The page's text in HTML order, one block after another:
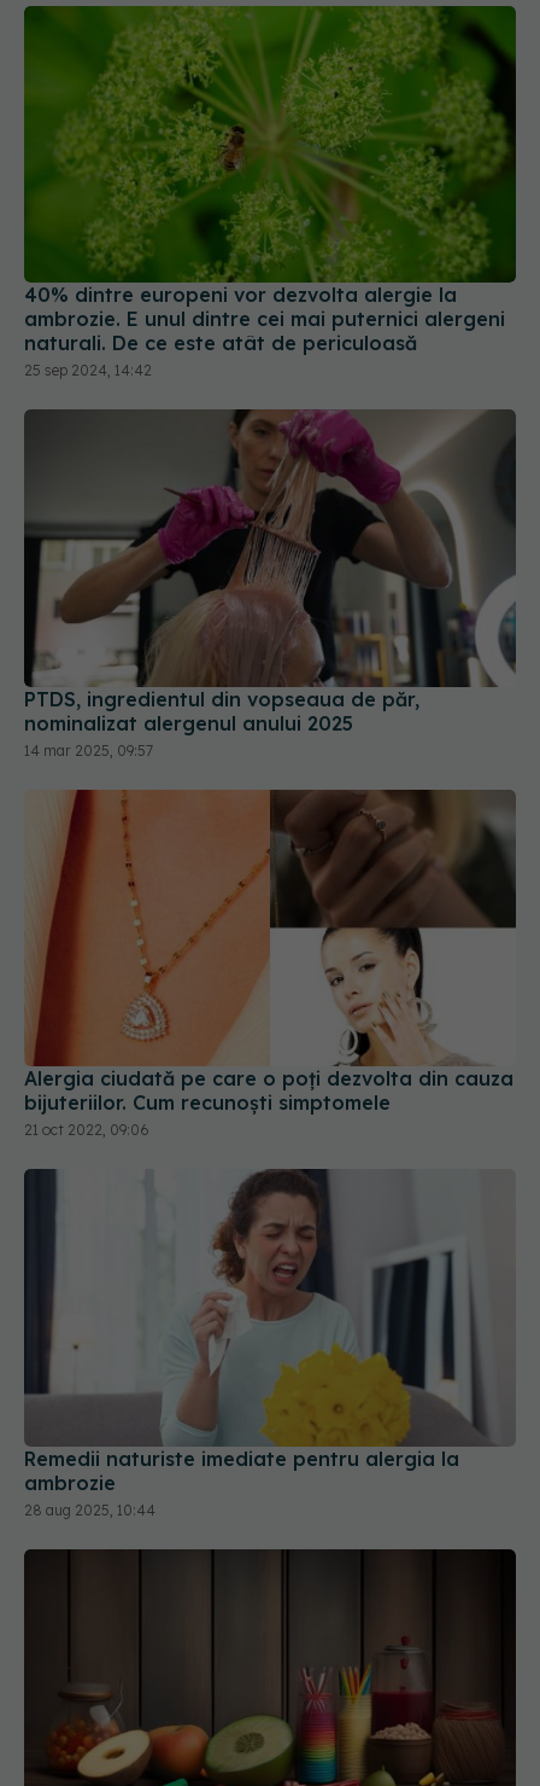
40% dintre europeni vor dezvolta alergie la
ambrozie. E unul dintre cei mai puternici alergeni
naturali. De ce este atât de periculoasă
25 sep 2024, 14:42
PTDS, ingredientul din vopseaua de păr,
nominalizat alergenul anului 2025
14 mar 2025, 09:57
Alergia ciudată pe care o poți dezvolta din cauza
bijuteriilor. Cum recunoști simptomele
21 oct 2022, 09:06
Remedii naturiste imediate pentru alergia la
28 aug 2025, 10:44